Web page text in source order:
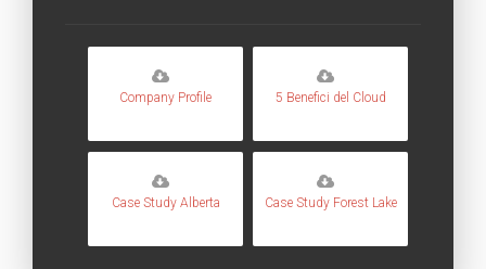
Company Profile 5 Benefici del Cloud
Case Study Alberta Case Study Forest Lake